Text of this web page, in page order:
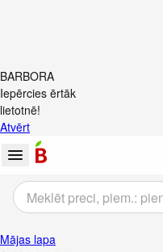
BARBORA
Iepērcies ērtāk
lietotnē!
Atvērt
Mājas lapa